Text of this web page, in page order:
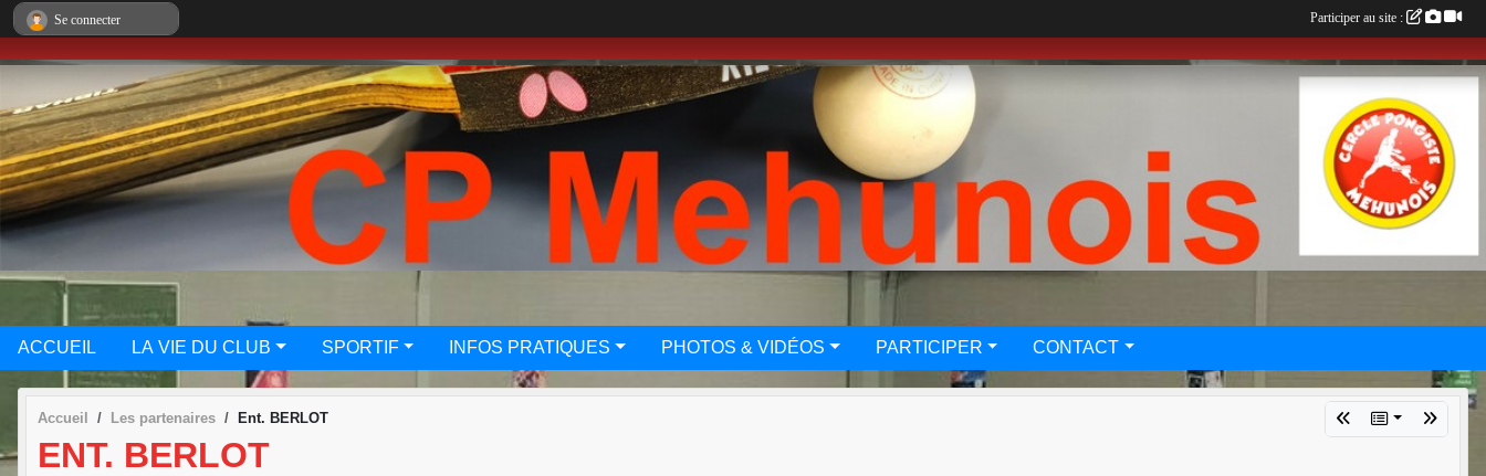
ACCUEIL LA VIE DU CLUB SPORTIF INFOS PRATIQUES PHOTOS & VIDÉOS PARTICIPER CONTACT
Accueil Les partenaires Ent. BERLOT
ENT. BERLOT
Se connecter Participer au site :
Panneau de gestion des cookies